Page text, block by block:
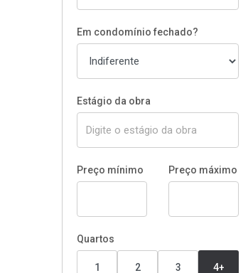
Em condomínio fechado?
Estágio da obra
Preço mínimo Preço máximo
Quartos
1 2 3 4+